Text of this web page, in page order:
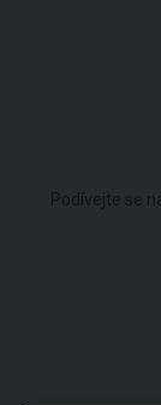
Podívejte se